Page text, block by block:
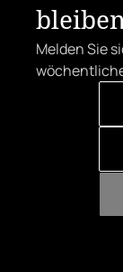
Melden Sie